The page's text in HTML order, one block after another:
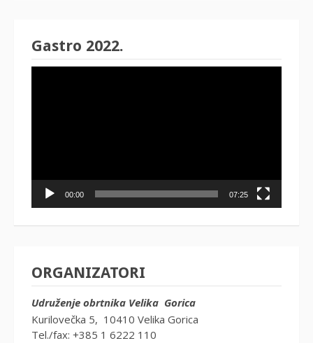
Gastro 2022.
00:00 07:25
ORGANIZATORI
Udruženje obrtnika Velika Gorica
Kurilovečka 5, 10410 Velika Gorica
Tel./fax: +385 1 6222 110